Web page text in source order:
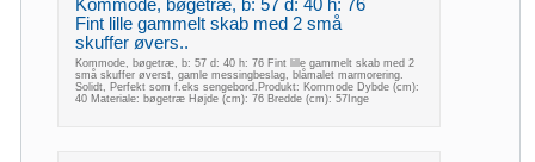
Kommode, bøgetræ, b: 57 d: 40 h: 76
Fint lille gammelt skab med 2 små
skuffer øvers..
Kommode, bøgetræ, b: 57 d: 40 h: 76 Fint lille gammelt skab med 2
små skuffer øverst, gamle messingbeslag, blåmalet marmorering.
Solidt, Perfekt som f.eks sengebord.Produkt: Kommode Dybde (cm):
40 Materiale: bøgetræ Højde (cm): 76 Bredde (cm): 57Inge